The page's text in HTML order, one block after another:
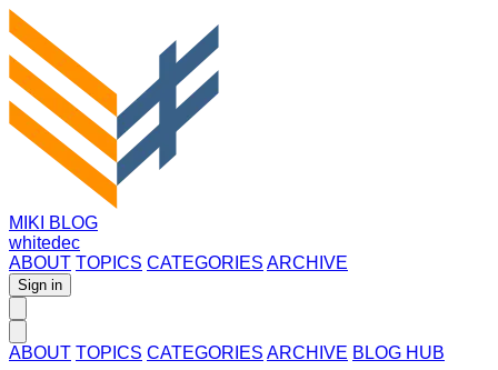
MIKI BLOG
whitedec
ABOUT TOPICS CATEGORIES ARCHIVE
Sign in
ABOUT TOPICS CATEGORIES ARCHIVE BLOG HUB